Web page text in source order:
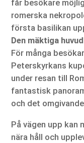
får besökare
romerska
första basilikan
Den mäktiga
För många
Peterskyrkans
under resan till
fantastisk
och det
På vägen upp kan
nära håll och